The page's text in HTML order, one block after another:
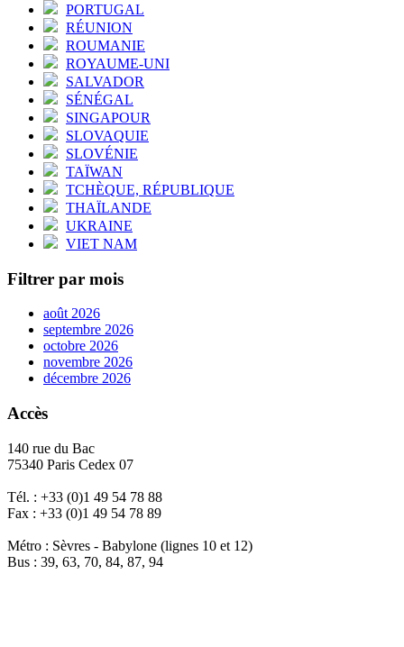
PORTUGAL
RÉUNION
ROUMANIE
ROYAUME-UNI
SALVADOR
SÉNÉGAL
SINGAPOUR
SLOVAQUIE
SLOVÉNIE
TAÏWAN
TCHÈQUE, RÉPUBLIQUE
THAÏLANDE
UKRAINE
VIET NAM
Filtrer par mois
août 2026
septembre 2026
octobre 2026
novembre 2026
décembre 2026
Accès
140 rue du Bac
75340 Paris Cedex 07
Tél. : +33 (0)1 49 54 78 88
Fax : +33 (0)1 49 54 78 89
Métro : Sèvres - Babylone (lignes 10 et 12)
Bus : 39, 63, 70, 84, 87, 94